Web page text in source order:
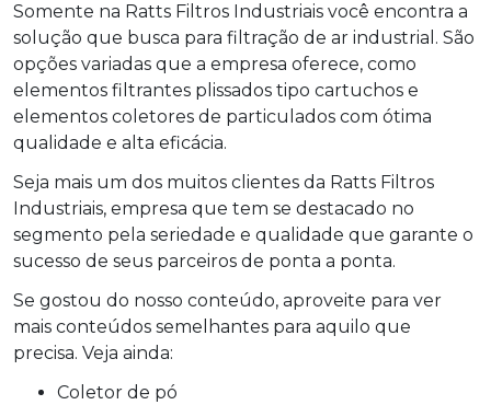
Somente na Ratts Filtros Industriais você encontra a
solução que busca para filtração de ar industrial. São
opções variadas que a empresa oferece, como
elementos filtrantes plissados tipo cartuchos e
elementos coletores de particulados com ótima
qualidade e alta eficácia.
Seja mais um dos muitos clientes da Ratts Filtros
Industriais, empresa que tem se destacado no
segmento pela seriedade e qualidade que garante o
sucesso de seus parceiros de ponta a ponta.
Se gostou do nosso conteúdo, aproveite para ver
mais conteúdos semelhantes para aquilo que
precisa. Veja ainda:
coletor de pó